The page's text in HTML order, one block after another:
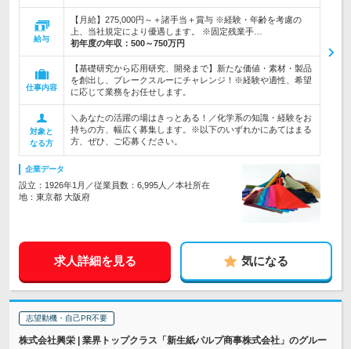
給与
【月給】275,000円～＋諸手当＋賞与 ※経験・年齢を考慮の
上、当社規定により優遇します。 ※固定残業手…
初年度の年収： 500～750万円
仕事内容
【基礎研究から応用研究、開発まで】新たな価値・素材・製品
を創出し、ブレークスルーにチャレンジ！※経験や適性、希望
に応じて業務をお任せします。
対象と
なる方
＼あなたの活躍の場はきっとある！／化学系の知識・経験をお
持ちの方、幅広く募集します。※以下のいずれかにあてはまる
方、ぜひ、ご応募ください。
企業データ
設立：1926年1月／従業員数：6,995人／本社所在
地：東京都 大阪府
求人詳細を見る 気になる
志望動機・自己PR不要
株式会社興栄 | 業界トップクラス「新生紙パルプ商事株式会社」のグルー